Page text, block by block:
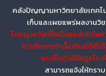
คลังปัญญามหาวิทยาลัยเทคโ
เก็บและเผยแพร่ผลงานวิ
โดยมุ่งหวังเพื่อเป็นแหล่งทรัพ
การศึกษาเท่านั้น ห้ามมิให้ใ
พบเห็นว่ามีข้อมูลใด
สามารถแจ้งให้ทรา